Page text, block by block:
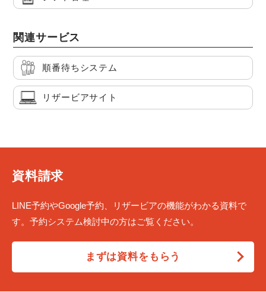
関連サービス
順番待ちシステム
リザービアサイト
資料請求
LINE予約やGoogle予約、リザービアの機能がわかる資料で
す。予約システム検討中の方はご覧ください。
まずは資料をもらう